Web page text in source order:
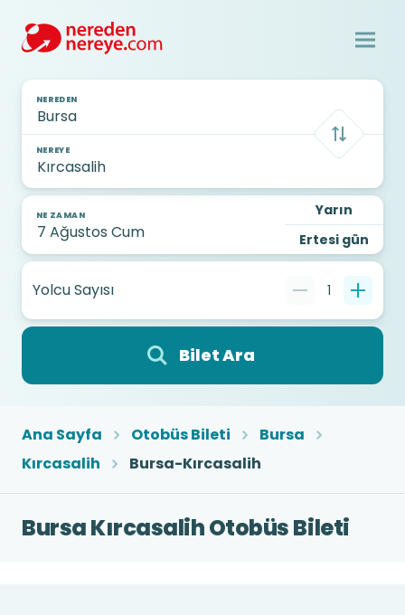
NEREDEN
NEREYE
NE ZAMAN
Yarın
Ertesi gün
Yolcu Sayısı 1
Bilet Ara
Ana Sayfa Otobüs Bileti
Bursa
Kırcasalih
Bursa-Kırcasalih
Bursa Kırcasalih Otobüs Bileti